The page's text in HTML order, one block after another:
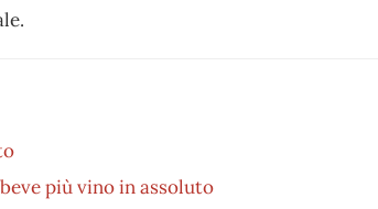
più vino in assoluto